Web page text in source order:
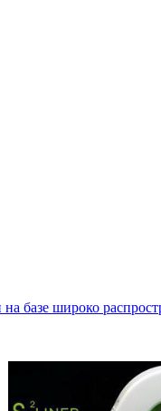
базе широко